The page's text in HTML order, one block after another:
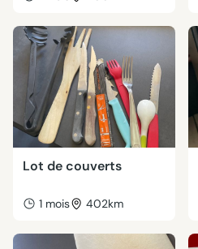
Lot de couverts
1 mois 402km